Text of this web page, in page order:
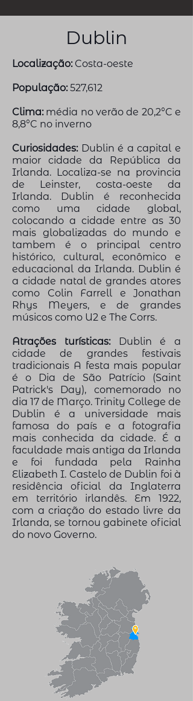
Dublin
Localização:Costa-oeste
População:527,612
Clima:média no verão de 20,2°C e
8,8°C no inverno
Curiosidades:Dublin é a capital e
maior cidade da República da
Irlanda. Localiza-se na provincia
de Leinster, costa-oeste da
Irlanda. Dublin é reconhecida
como uma cidade global,
colocando a cidade entre as 30
mais globalizadas do mundo e
tambem é o principal centro
histórico, cultural, econômico e
educacional da Irlanda. Dublin é
a cidade natal de grandes atores
como Colin Farrell e Jonathan
Rhys Meyers, e de grandes
músicos como U2 e The Corrs.
Atrações turísticas:Dublin é a
cidade de grandes festivais
tradicionais A festa mais popular
é o Dia de São Patrício (Saint
Patrick's Day), comemorado no
dia 17 de Março. Trinity College de
Dublin é a universidade mais
famosa do país e a fotografia
mais conhecida da cidade. É a
faculdade mais antiga da Irlanda
e foi fundada pela Rainha
Elizabeth I. Castelo de Dublin foi à
residência oficial da Inglaterra
em território irlandês. Em 1922,
com a criação do estado livre da
Irlanda, se tornou gabinete oficial
do novo Governo.